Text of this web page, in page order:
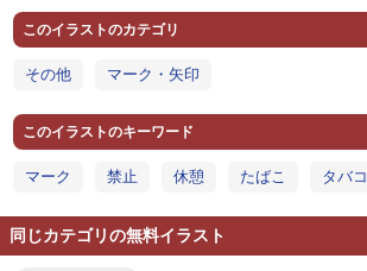
このイラストのカテゴリ
その他 マーク・矢印
このイラストのキーワード
マーク 禁止 休憩 たばこ タバコ
同じカテゴリの無料イラスト